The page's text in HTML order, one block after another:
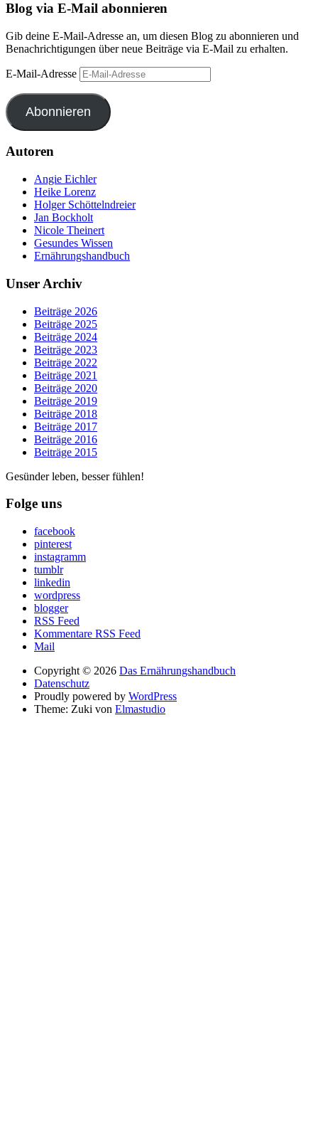
Blog via E-Mail abonnieren
Gib deine E-Mail-Adresse an, um diesen Blog zu abonnieren und
Benachrichtigungen über neue Beiträge via E-Mail zu erhalten.
E-Mail-Adresse
Abonnieren
Autoren
Angie Eichler
Heike Lorenz
Holger Schöttelndreier
Jan Bockholt
Nicole Theinert
Gesundes Wissen
Ernährungshandbuch
Unser Archiv
Beiträge 2026
Beiträge 2025
Beiträge 2024
Beiträge 2023
Beiträge 2022
Beiträge 2021
Beiträge 2020
Beiträge 2019
Beiträge 2018
Beiträge 2017
Beiträge 2016
Beiträge 2015
Gesünder leben, besser fühlen!
Folge uns
facebook
pinterest
instagramm
tumblr
linkedin
wordpress
blogger
RSS Feed
Kommentare RSS Feed
Mail
Copyright © 2026 Das Ernährungshandbuch
Datenschutz
Proudly powered by WordPress
Theme: Zuki von Elmastudio